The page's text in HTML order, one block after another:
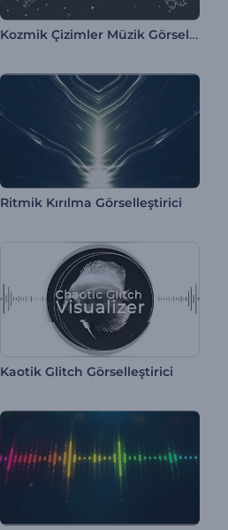
Kozmik Çizimler Müzik Görselleştirici
Ritmik Kırılma Görselleştirici
Kaotik Glitch Görselleştirici